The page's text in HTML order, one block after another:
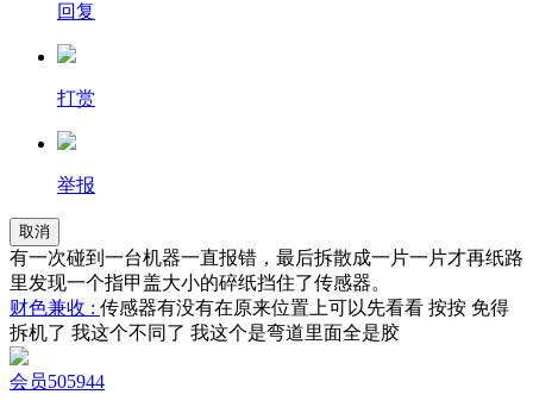
回复
打赏
举报
取消
有一次碰到一台机器一直报错，最后拆散成一片一片才再纸路
里发现一个指甲盖大小的碎纸挡住了传感器。
财色兼收 : 传感器有没有在原来位置上可以先看看 按按 免得
拆机了 我这个不同了 我这个是弯道里面全是胶
会员505944